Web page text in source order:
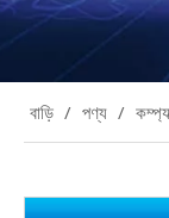
বাড়ি / পণ্য /